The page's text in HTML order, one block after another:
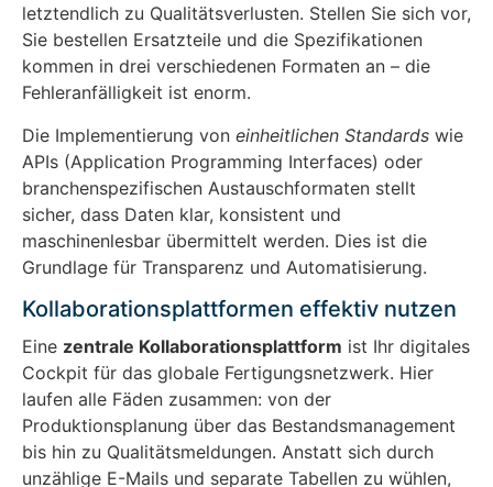
letztendlich zu Qualitätsverlusten. Stellen Sie sich vor,
Sie bestellen Ersatzteile und die Spezifikationen
kommen in drei verschiedenen Formaten an – die
Fehleranfälligkeit ist enorm.
Die Implementierung von einheitlichen Standards wie
APIs (Application Programming Interfaces) oder
branchenspezifischen Austauschformaten stellt
sicher, dass Daten klar, konsistent und
maschinenlesbar übermittelt werden. Dies ist die
Grundlage für Transparenz und Automatisierung.
Kollaborationsplattformen effektiv nutzen
Eine zentrale Kollaborationsplattform ist Ihr digitales
Cockpit für das globale Fertigungsnetzwerk. Hier
laufen alle Fäden zusammen: von der
Produktionsplanung über das Bestandsmanagement
bis hin zu Qualitätsmeldungen. Anstatt sich durch
unzählige E-Mails und separate Tabellen zu wühlen,